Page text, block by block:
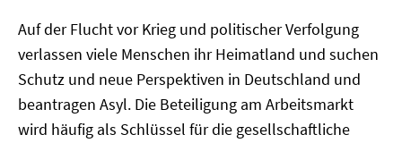
Auf der Flucht vor Krieg und politischer Verfolgung
verlassen viele Menschen ihr Heimatland und suchen
Schutz und neue Perspektiven in Deutschland und
beantragen Asyl. Die Beteiligung am Arbeitsmarkt
wird häufig als Schlüssel für die gesellschaftliche